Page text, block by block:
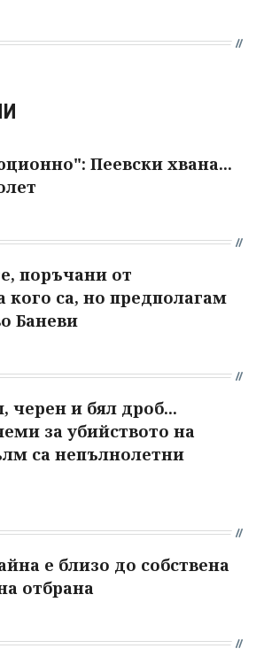
Пеевски хвана...
поръчани от
кого са, но предполагам
Баневи
черен и бял дроб...
за убийството на
са непълнолетни
е близо до собствена
отбрана